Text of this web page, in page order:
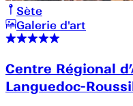
Sète
Galerie d'art
Centre Régional
Languedoc-